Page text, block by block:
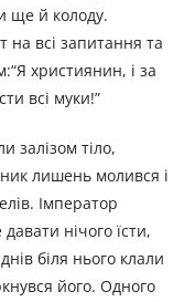
ще й колоду.
на всі запитання та
християнин, і за
всі муки!”
залізом тіло,
лишень молився і
Імператор
нічого їсти,
біля нього клали
його. Одного